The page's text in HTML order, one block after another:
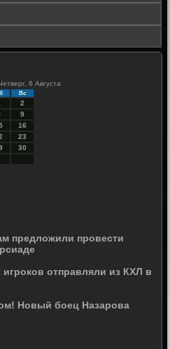
6 Августа
Вс
2
9
16
23
30
предложили провести
игроков отправляли из КХЛ в
Новый боец Назарова